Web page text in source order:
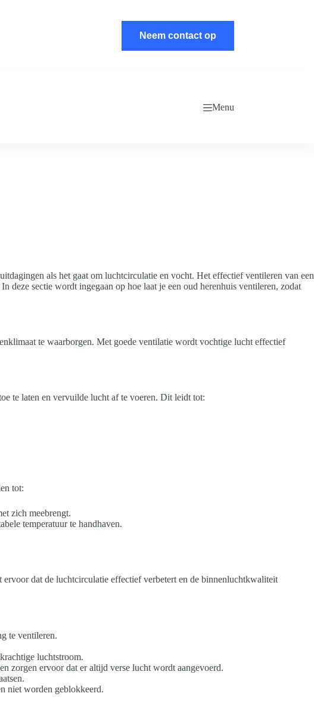
Neem contact op
Menu
als het gaat om luchtcirculatie en vocht. Het effectief ventileren van een
deze sectie wordt ingegaan op hoe laat je een oud herenhuis ventileren, zodat
te waarborgen. Met goede ventilatie wordt vochtige lucht effectief
te laten en vervuilde lucht af te voeren. Dit leidt tot:
tot:
zich meebrengt.
temperatuur te handhaven.
ervoor dat de luchtcirculatie effectief verbetert en de binnenluchtkwaliteit
te ventileren.
luchtstroom.
zorgen ervoor dat er altijd verse lucht wordt aangevoerd.
niet worden geblokkeerd.